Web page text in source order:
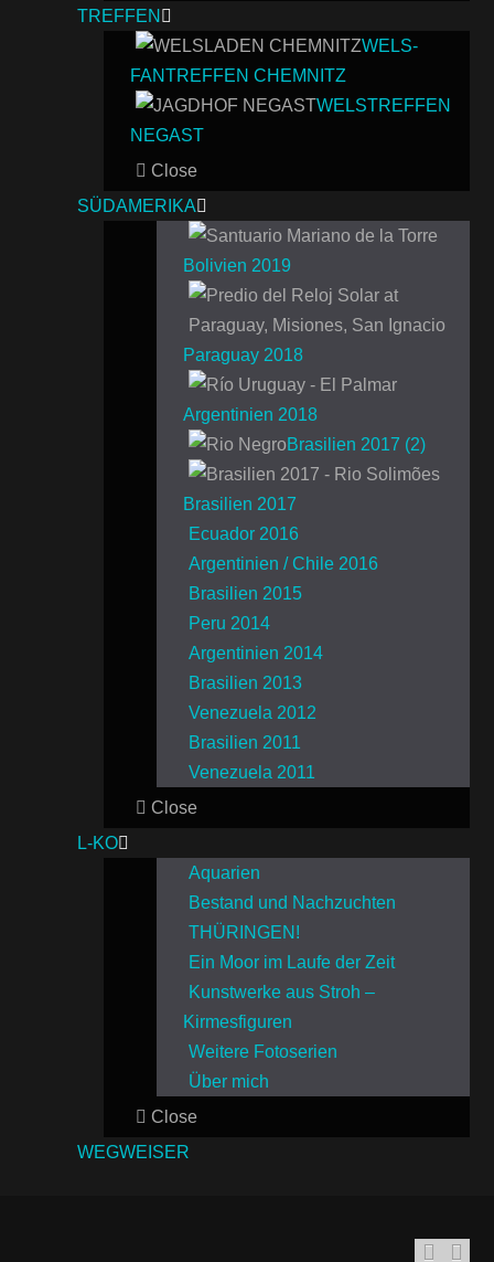
TREFFEN
WELS-
FANTREFFEN CHEMNITZ
WELSTREFFEN
NEGAST
Close
SÜDAMERIKA
Bolivien 2019
Paraguay 2018
Argentinien 2018
Brasilien 2017 (2)
Brasilien 2017
Ecuador 2016
Argentinien / Chile 2016
Brasilien 2015
Peru 2014
Argentinien 2014
Brasilien 2013
Venezuela 2012
Brasilien 2011
Venezuela 2011
Close
L-KO
Aquarien
Bestand und Nachzuchten
THÜRINGEN!
Ein Moor im Laufe der Zeit
Kunstwerke aus Stroh –
Kirmesfiguren
Weitere Fotoserien
Über mich
Close
WEGWEISER